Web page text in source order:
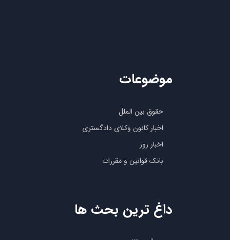
حقوق بین الملل
اخبار کانون وکلای دادگستری
اخبار روز
بانک قوانین و مقررات
موضوعات
داغ ترین بحث ها